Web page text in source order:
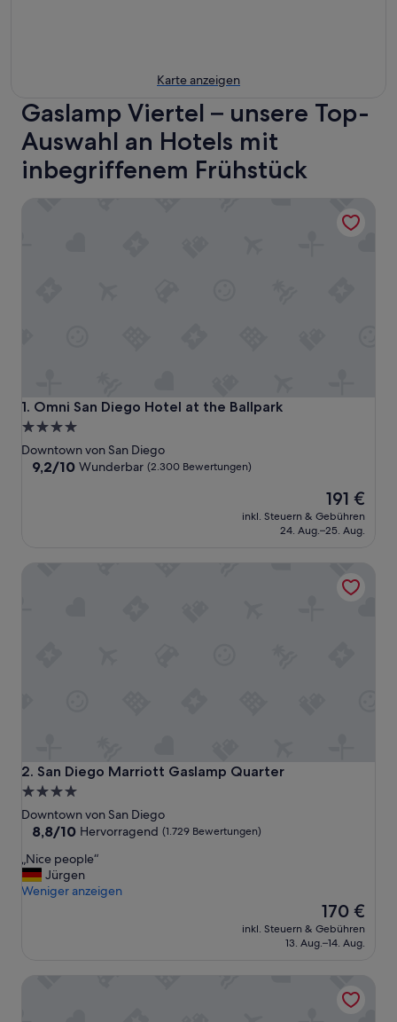
Karte anzeigen
Gaslamp Viertel – unsere Top-
Auswahl an Hotels mit
inbegriffenem Frühstück
1. Omni San Diego Hotel at the Ballpark
Omni San Diego Hotel at the Ballpark
4.0-
Sterne-
Unterkunft
Downtown von San Diego
9.2
9,2/10 Wunderbar (2.300 Bewertungen)
Der
Preis
beträgt
191 €
inkl. Steuern & Gebühren
24. Aug.–25. Aug.
2. San Diego Marriott Gaslamp Quarter
San Diego Marriott Gaslamp Quarter
4.0-
Sterne-
Unterkunft
Downtown von San Diego
8.8
10,
Hervorragend,
(1.729
8,8/10 Hervorragend (1.729 Bewertungen)
„
N
i
„Nice people“
Jürgen
Weniger anzeigen
Der
Preis
beträgt
170 €
inkl. Steuern & Gebühren
13. Aug.–14. Aug.